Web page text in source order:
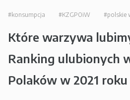
#konsumpcja #KZGPOiW #polskie
Które warzywa
Ranking ulubionych
Polaków w 2021 roku